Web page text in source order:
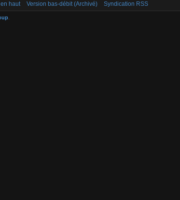
haut Version bas-débit (Archivé) Syndication RSS
.